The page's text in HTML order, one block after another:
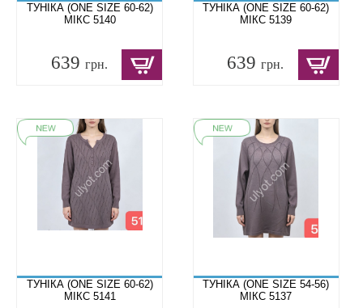
ТУНІКА (ONE SIZE 60-62)
МІКС 5140
639 грн.
ТУНІКА (ONE SIZE 60-62)
МІКС 5139
639грн.
ТУНІКА (ONE SIZE 60-62)
МІКС 5141
ТУНІКА (ONE SIZE 54-56)
МІКС 5137